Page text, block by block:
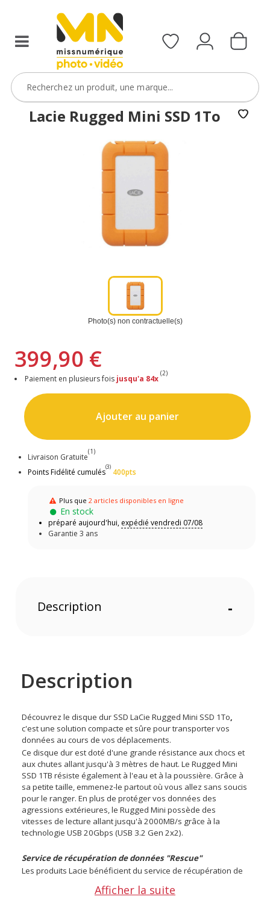
Lacie Rugged Mini SSD 1To
Photo(s) non contractuelle(s)
399,90 €
Paiement en plusieurs fois jusqu'a 84x
(2)
Ajouter au panier
Livraison Gratuite
(1)
Points Fidélité cumulés
(3)
400pts
Plus que2 articles disponibles en ligne
En stock
préparé aujourd'hui, expédié vendredi 07/08
Garantie 3 ans
Description -
Description
Découvrez le disque dur SSD LaCie Rugged Mini SSD 1To,
c'est une solution compacte et sûre pour transporter vos
données au cours de vos déplacements.
Ce disque dur est doté d'une grande résistance aux chocs et
aux chutes allant jusqu'à 3 mètres de haut. Le Rugged Mini
SSD 1TB résiste également à l'eau et à la poussière. Grâce à
sa petite taille, emmenez-le partout où vous allez sans soucis
pour le ranger. En plus de protéger vos données des
agressions extérieures, le Rugged Mini possède des
vitesses de lecture allant jusqu'à 2000MB/s grâce à la
technologie USB 20Gbps (USB 3.2 Gen 2x2).
Service de récupération de données "Rescue"
Les produits Lacie bénéficient du service de récupération de
garantie du produit Lacie.Afficher la suite